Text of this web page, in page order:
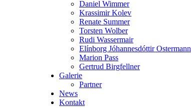
Daniel Wimmer
Krassimir Kolev
Renate Summer
Torsten Wolber
Rudi Wassermair
Elínborg Jóhannesdóttir Ostermann
Marion Pass
Gertrud Birgfellner
Galerie
Partner
News
Kontakt